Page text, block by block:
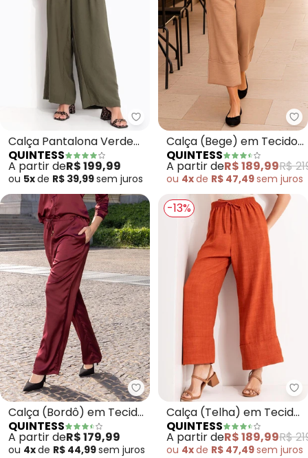
Quintess - Calça Pantalona
Calça Pantalona Verde
Escuro em Tecido de
Alfaiataria
QUINTESS
A partir deR$ 199,99
ou 5xde R$ 39,99sem juros
Calça (Bege) em Tecido
Texturizado
QUINTESS
A partir deR$ 189,99R$
ou 4xde R$ 47,49sem juros
Quintess - Calça (Bordô) em
Calça (Bordô) em Tecido
Acetinado
QUINTESS
A partir deR$ 179,99
ou 4xde R$ 44,99sem juros
-13%
Calça (Telha) em Tecido
Texturizado
QUINTESS
A partir deR$ 189,99R$
ou 4xde R$ 47,49sem juros